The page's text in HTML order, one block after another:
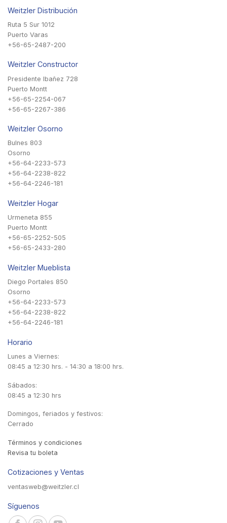
Weitzler Distribución
Ruta 5 Sur 1012
Puerto Varas
+56-65-2487-200
Weitzler Constructor
Presidente Ibañez 728
Puerto Montt
+56-65-2254-067
+56-65-2267-386
Weitzler Osorno
Bulnes 803
Osorno
+56-64-2233-573
+56-64-2238-822
+56-64-2246-181
Weitzler Hogar
Urmeneta 855
Puerto Montt
+56-65-2252-505
+56-65-2433-280
Weitzler Mueblista
Diego Portales 850
Osorno
+56-64-2233-573
+56-64-2238-822
+56-64-2246-181
Horario
Lunes a Viernes:
08:45 a 12:30 hrs. - 14:30 a 18:00 hrs.
Sábados:
08:45 a 12:30 hrs
Domingos, feriados y festivos:
Cerrado
Términos y condiciones
Revisa tu boleta
Cotizaciones y Ventas
ventasweb@weitzler.cl
Síguenos